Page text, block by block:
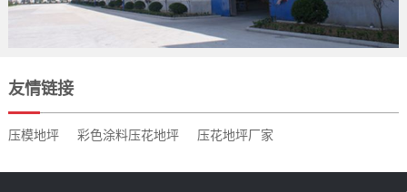
友情链接
压模地坪 彩色涂料压花地坪 压花地坪厂家